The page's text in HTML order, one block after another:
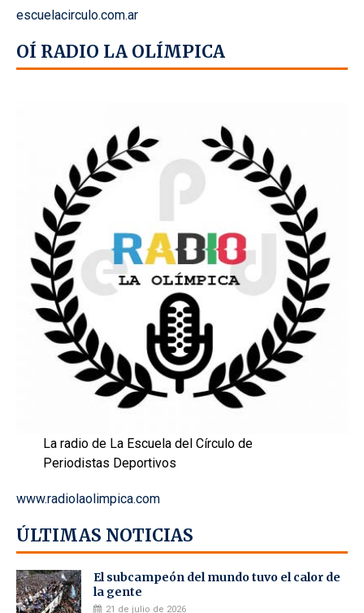
escuelacirculo.com.ar
OÍ RADIO LA OLÍMPICA
La radio de La Escuela del Círculo de
Periodistas Deportivos
www.radiolaolimpica.com
ÚLTIMAS NOTICIAS
El subcampeón del mundo tuvo el calor de
la gente
21 de julio de 2026